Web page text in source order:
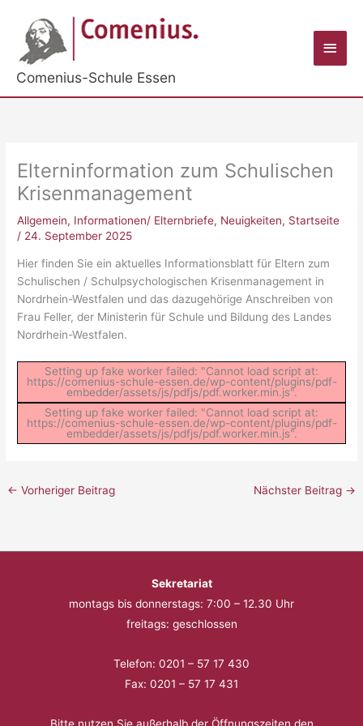
springen
Comenius-Schule Essen
Elterninformation zum Schulischen
Krisenmanagement
Allgemein, Informationen/ Elternbriefe, Neuigkeiten, Startseite
/ 24. September 2025
Hier finden Sie ein aktuelles Informationsblatt für Eltern zum
Schulischen / Schulpsychologischen Krisenmanagement in
Nordrhein-Westfalen und das dazugehörige Anschreiben von
Frau Feller, der Ministerin für Schule und Bildung des Landes
Nordrhein-Westfalen.
Setting up fake worker failed: "Cannot load script at:
https://comenius-schule-essen.de/wp-content/plugins/pdf-
embedder/assets/js/pdfjs/pdf.worker.min.js".
Setting up fake worker failed: "Cannot load script at:
https://comenius-schule-essen.de/wp-content/plugins/pdf-
embedder/assets/js/pdfjs/pdf.worker.min.js".
← Vorheriger Beitrag Nächster Beitrag →
Sekretariat
montags bis donnerstags: 7:00 – 12.30 Uhr
freitags: geschlossen
Telefon: 0201 – 57 17 430
Fax: 0201 – 57 17 431